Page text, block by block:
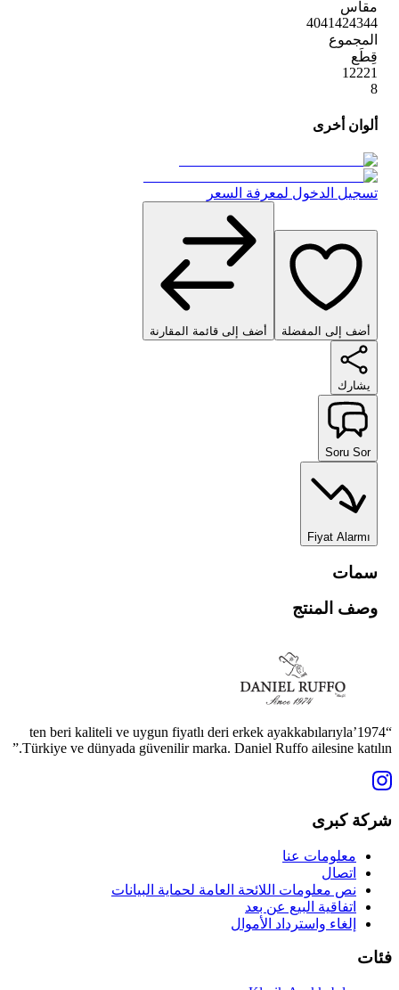
مقاس
4041424344
المجموع
قِطَع
12221
8
ألوان أخرى
تسجيل الدخول لمعرفة السعر
أضف إلى المفضلة أضف إلى قائمة المقارنة
يشارك
Soru Sor
Fiyat Alarmı
سمات
وصف المنتج
“1974’ten beri kaliteli ve uygun fiyatlı deri erkek ayakkabılarıyla
Türkiye ve dünyada güvenilir marka. Daniel Ruffo ailesine katılın.”
شركة كبرى
معلومات عنا
اتصال
نص معلومات اللائحة العامة لحماية البيانات
اتفاقية البيع عن بعد
إلغاء واسترداد الأموال
فئات